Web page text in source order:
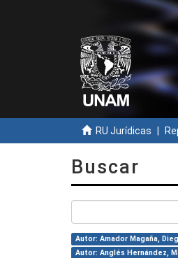
RU Jurídicas
Buscar
Autor: Amador Magaña,
Autor: Anglés Hernández,